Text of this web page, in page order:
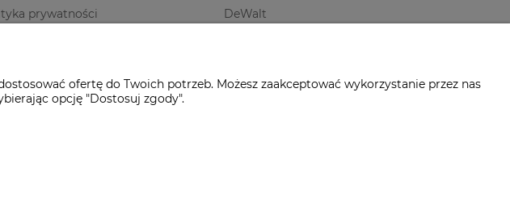
prywatności
DeWalt
Oznaczenie i symbole Producentów
ofertę do Twoich potrzeb. Możesz zaakceptować wykorzystanie przez nas
opcję "Dostosuj zgody".